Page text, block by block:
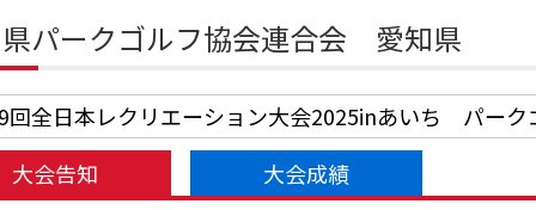
パークゴルフ協会連合会 愛知県
回全日本レクリエーション大会2025inあいち パーク
大会告知
大会成績